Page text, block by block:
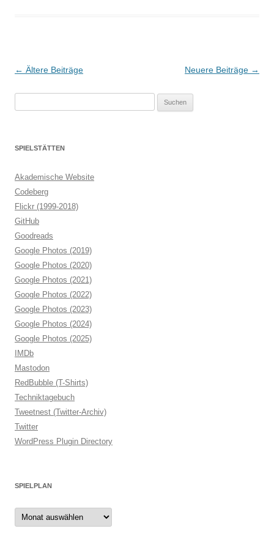
Beitragsnavigation
← Ältere Beiträge Neuere Beiträge →
SPIELSTÄTTEN
Akademische Website
Codeberg
Flickr (1999-2018)
GitHub
Goodreads
Google Photos (2019)
Google Photos (2020)
Google Photos (2021)
Google Photos (2022)
Google Photos (2023)
Google Photos (2024)
Google Photos (2025)
IMDb
Mastodon
RedBubble (T-Shirts)
Techniktagebuch
Tweetnest (Twitter-Archiv)
Twitter
WordPress Plugin Directory
SPIELPLAN
Spielplan